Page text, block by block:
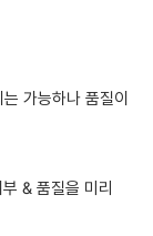
가능하나 품질이
& 품질을 미리